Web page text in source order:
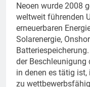
Neoen wurde 2008
weltweit führenden
erneuerbaren
Solarenergie,
der Beschleunigung
in denen es tätig ist,
zu